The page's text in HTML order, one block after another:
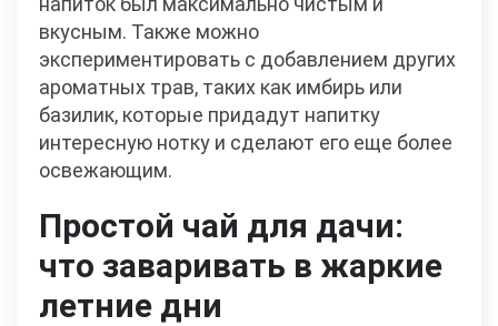
вкусным. Также можно
экспериментировать с добавлением других
ароматных трав, таких как имбирь или
базилик, которые придадут напитку
интересную нотку и сделают его еще более
освежающим.
Простой чай для дачи:
что заваривать в жаркие
летние дни